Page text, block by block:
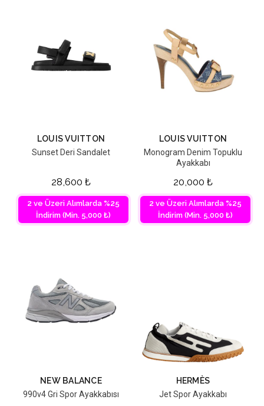
LOUIS VUITTON
Sunset Deri Sandalet
28,600 ₺
2 ve Üzeri Alımlarda %25
İndirim (Min. 5,000 ₺)
LOUIS VUITTON
Monogram Denim Topuklu
Ayakkabı
20,000 ₺
2 ve Üzeri Alımlarda %25
İndirim (Min. 5,000 ₺)
NEW BALANCE
990v4 Gri Spor Ayakkabısı
HERMÈS
Jet Spor Ayakkabı